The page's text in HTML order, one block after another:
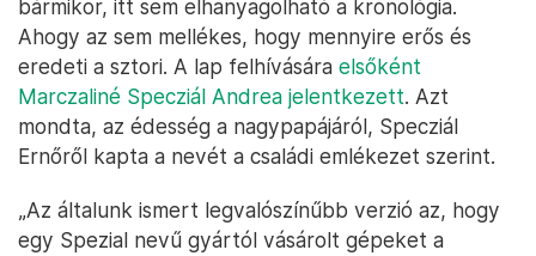
bármikor, itt sem elhanyagolható a kronológia.
Ahogy az sem mellékes, hogy mennyire erős és
eredeti a sztori. A lap felhívására elsőként
Marczaliné Specziál Andrea jelentkezett. Azt
mondta, az édesség a nagypapájáról, Specziál
Ernőről kapta a nevét a családi emlékezet szerint.
„Az általunk ismert legvalószínűbb verzió az, hogy
egy Spezial nevű gyártól vásárolt gépeket a